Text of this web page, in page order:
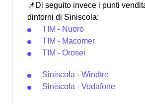
📌Di seguito invece i punti
dintorni di Siniscola:
TIM - Nuoro
TIM - Macomer
TIM - Orosei
Siniscola - Windtre
Siniscola - Vodafone